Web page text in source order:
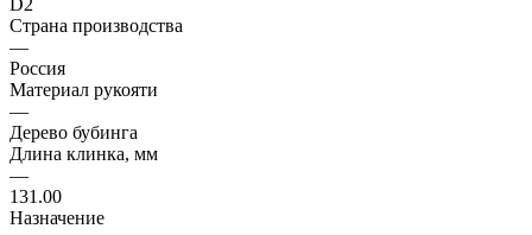
Страна производства
—
Россия
Материал рукояти
—
Дерево бубинга
Длина клинка, мм
—
131.00
Назначение